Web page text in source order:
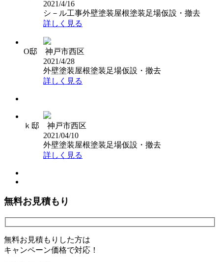
2021/4/16
シ－ル工事外壁塗装屋根塗装足場仮設・撤去
詳しく見る
O邸 神戸市西区
2021/4/28
外壁塗装屋根塗装足場仮設・撤去
詳しく見る
ｋ邸 神戸市西区
2021/04/10
外壁塗装屋根塗装足場仮設・撤去
詳しく見る
無料お見積もり
無料お見積もりした方は
キャンペーン価格で対応！